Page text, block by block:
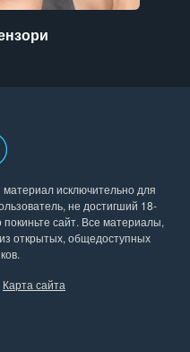
материал исключительно для
не достигший 18-
сайт. Все материалы,
открытых, общедоступных
Карта сайта